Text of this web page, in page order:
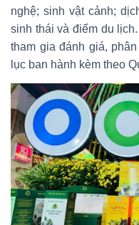
nghệ; sinh vật cảnh;
sinh thái và điểm du
tham gia đánh giá,
lục ban hành kèm theo